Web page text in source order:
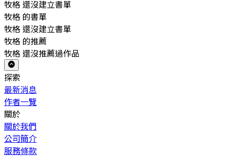
牧格 還沒建立書單
牧格 的書單
牧格 還沒建立書單
牧格 的推薦
牧格 還沒推薦過作品
探索
最新消息
作者一覽
關於
關於我們
公司簡介
服務條款